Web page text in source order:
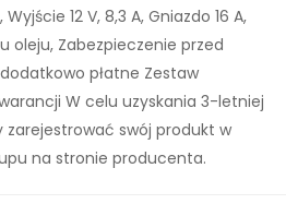
12 V, 8,3 A, Gniazdo 16 A,
oleju, Zabezpieczenie przed
płatne Zestaw
W celu uzyskania 3-letniej
swój produkt w
na stronie producenta.